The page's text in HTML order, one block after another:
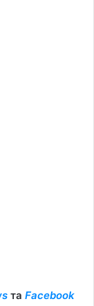
та Facebook